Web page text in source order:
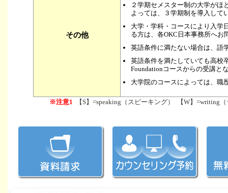
その他
２学期セメスター制の大学がほ
よっては、３学期制を導入して
大学・学科・コースにより入学
る方は、各OKC日本事務所へお
英語条件に満たない場合は、語
英語条件を満たしていても高校
Foundationコースからの受講と
大学院のコースによっては、職
※注意1 【S】=speaking（スピーキング） 【W】=writing